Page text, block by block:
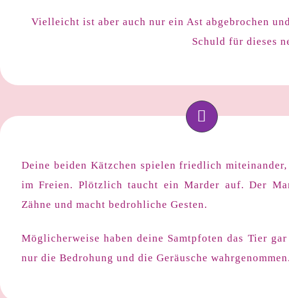
Vielleicht ist aber auch nur ein Ast abgebrochen
Schuld für dieses
Deine beiden Kätzchen spielen friedlich
im Freien. Plötzlich taucht ein Marder auf. Der
Zähne und macht bedrohliche Gesten.
Möglicherweise haben deine Samtpfoten das Tier
nur die Bedrohung und die Geräusche wahrgenommen.